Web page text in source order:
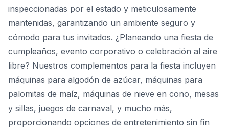
inspeccionadas por el estado y meticulosamente
mantenidas, garantizando un ambiente seguro y
cómodo para tus invitados. ¿Planeando una fiesta de
cumpleaños, evento corporativo o celebración al aire
libre? Nuestros complementos para la fiesta incluyen
máquinas para algodón de azúcar, máquinas para
palomitas de maíz, máquinas de nieve en cono, mesas
y sillas, juegos de carnaval, y mucho más,
proporcionando opciones de entretenimiento sin fin